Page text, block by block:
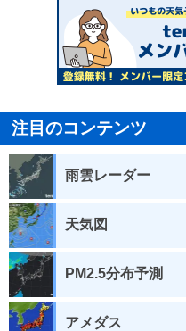
注目のコンテンツ
雨雲レーダー
天気図
PM2.5分布予測
アメダス